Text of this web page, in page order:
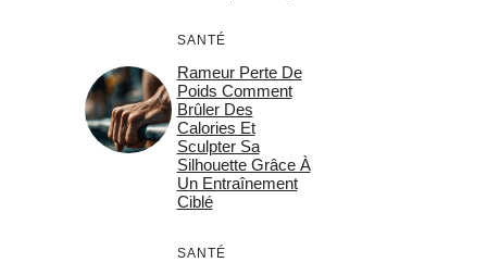
SANTÉ
Rameur Perte De
Poids Comment
Brûler Des
Calories Et
Sculpter Sa
Silhouette Grâce À
Un Entraînement
Ciblé
SANTÉ